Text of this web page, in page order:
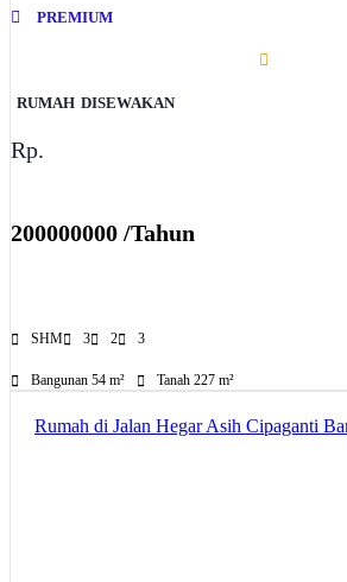
PREMIUM
RUMAH DISEWAKAN
Rp.
200000000 /Tahun
SHM 3 2 3
Bangunan 54 m² Tanah 227 m²
Rumah di Jalan Hegar Asih Cipaganti